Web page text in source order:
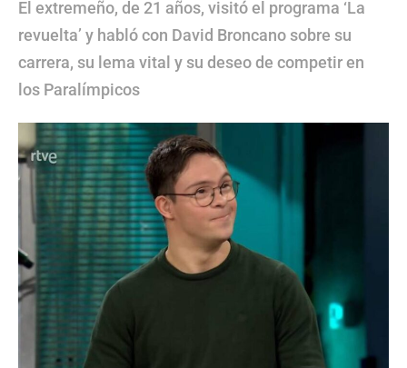
El extremeño, de 21 años, visitó el programa ‘La
revuelta’ y habló con David Broncano sobre su
carrera, su lema vital y su deseo de competir en
los Paralímpicos